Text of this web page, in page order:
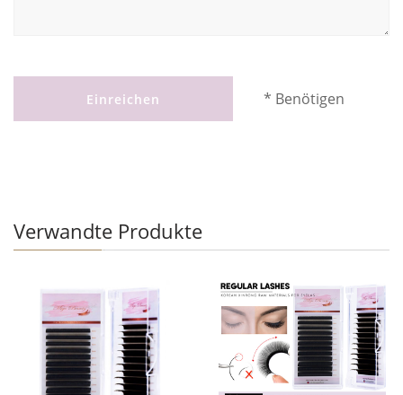
Einreichen * Benötigen
Verwandte Produkte